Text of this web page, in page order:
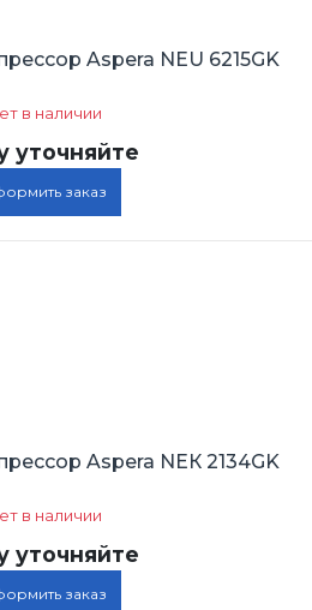
Aspera NEU 6215GK
в наличии
уточняйте
заказ
Aspera NEК 2134GK
в наличии
уточняйте
заказ